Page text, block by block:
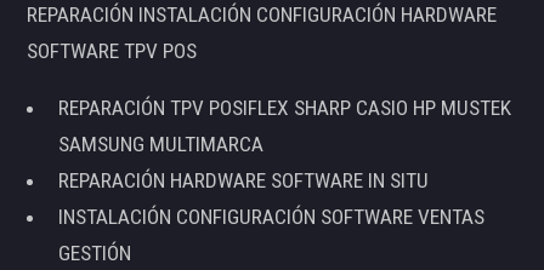
REPARACIÓN INSTALACIÓN CONFIGURACIÓN HARDWARE
SOFTWARE TPV POS
REPARACIÓN TPV POSIFLEX SHARP CASIO HP MUSTEK
SAMSUNG MULTIMARCA
REPARACIÓN HARDWARE SOFTWARE IN SITU
INSTALACIÓN CONFIGURACIÓN SOFTWARE VENTAS
GESTIÓN